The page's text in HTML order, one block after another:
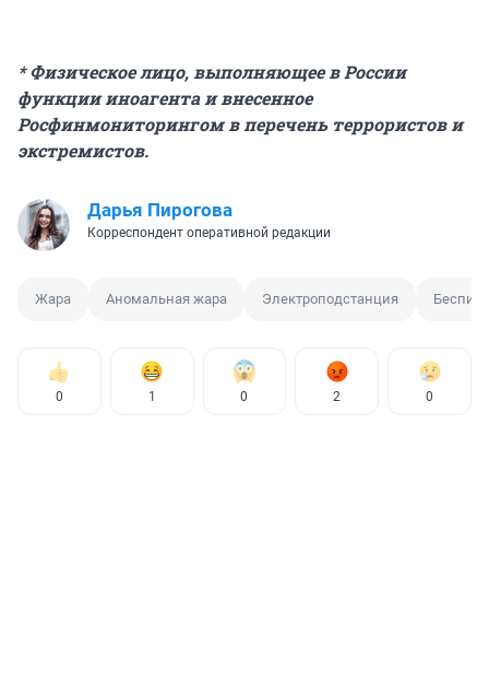
* Физическое лицо, выполняющее в России
функции иноагента и внесенное
Росфинмониторингом в перечень террористов и
экстремистов.
Дарья Пирогова
Корреспондент оперативной редакции
Жара Аномальная жара Электроподстанция
0 1 0 2 0